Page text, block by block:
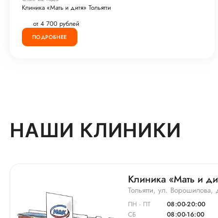
Клиника «Мать и дитя» Тольятти
от 4 700 рублей
ПОДРОБНЕЕ
НАШИ КЛИНИКИ
Клиника «Мать и
Тольятти, ул. Ворошилова,
ПН - ПТ
08:00-20:00
СБ
08:00-16:00